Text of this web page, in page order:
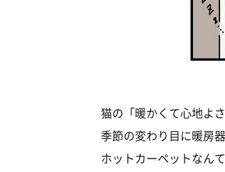
猫の「暖かくて心地よ
季節の変わり目に暖房
ホットカーペットなん